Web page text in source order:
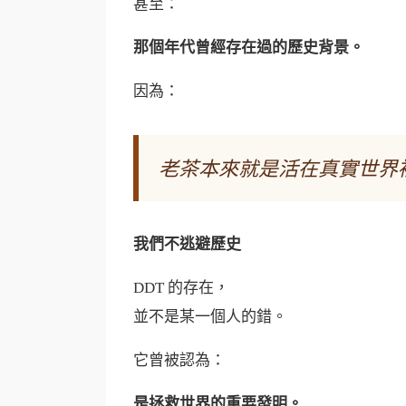
甚至：
那個年代曾經存在過的歷史背景。
因為：
老茶本來就是活在真實世界
我們不逃避歷史
DDT 的存在，
並不是某一個人的錯。
它曾被認為：